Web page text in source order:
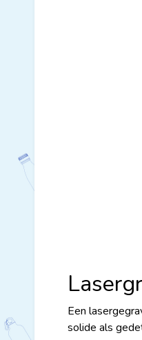
Een
solide als